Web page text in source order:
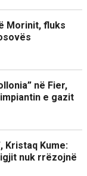
Morinit, fluks
në Fier,
e gazit
Kristaq Kume:
nuk rrëzojnë